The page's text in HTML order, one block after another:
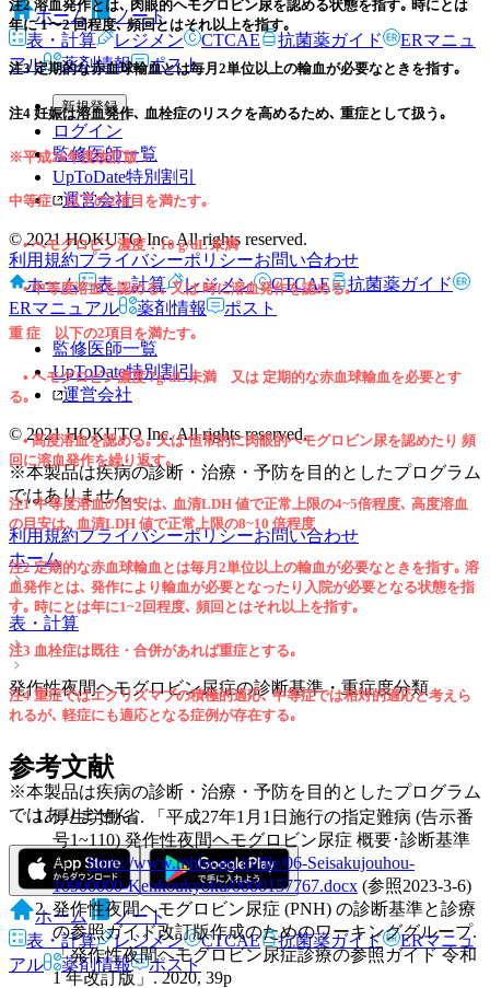
ホーム
ノート
表・計算
レジメン CTCAE 抗菌薬ガイド
ERマニュ
アル
薬剤情報 ポスト
新規登録
ログイン
監修医師一覧
UpToDate特別割引
運営会社
© 2021 HOKUTO Inc. All rights reserved.
利用規約プライバシーポリシーお問い合わせ
ホーム
表・計算 レジメン CTCAE
抗菌薬ガイド
ERマニュアル
薬剤情報 ポスト
監修医師一覧
UpToDate特別割引
運営会社
© 2021 HOKUTO Inc. All rights reserved.
※本製品は疾病の診断・治療・予防を目的としたプログラム
ではありません。
利用規約プライバシーポリシーお問い合わせ
ホーム
表・計算
発作性夜間ヘモグロビン尿症の診断基準・重症度分類
※本製品は疾病の診断・治療・予防を目的としたプログラム
ではありません。
ホーム
ノート
表・計算
レジメン CTCAE 抗菌薬ガイド
ERマニュ
アル
薬剤情報 ポスト
注2 溶血発作とは､ 肉眼的ヘモグロビン尿を認める状態を指す｡ 時にとは
年に 1〜2 回程度､ 頻回とはそれ以上を指す｡
注3 定期的な赤血球輸血とは毎月2単位以上の輸血が必要なときを指す｡
注4 妊娠は溶血発作､ 血栓症のリスクを高めるため､ 重症として扱う｡
※平成26年度改訂版：
中等症以下の2項目を満たす｡
• ヘモグロビン濃度：10 g/dL 未満
• 中等度溶血を認める｡ 又は 時に溶血発作を認める｡
重 症 以下の2項目を満たす｡
• ヘモグロビン濃度 7g/dL 未満 又は 定期的な赤血球輸血を必要とす
る｡
• 高度溶血を認める｡ 又は 恒常的に肉眼的ヘモグロビン尿を認めたり 頻
回に溶血発作を繰り返す｡
注1 中等度溶血の目安は､ 血清LDH 値で正常上限の4~5倍程度､ 高度溶血
の目安は､ 血清LDH 値で正常上限の8~10 倍程度
注2 定期的な赤血球輸血とは毎月2単位以上の輸血が必要なときを指す｡ 溶
血発作とは､ 発作により輸血が必要となったり入院が必要となる状態を指
す｡ 時にとは年に1~2回程度､ 頻回とはそれ以上を指す｡
注3 血栓症は既往・合併があれば重症とする｡
注4 重症ではエクリズマブの積極的適応､ 中等症では相対的適応と考えら
れるが､ 軽症にも適応となる症例が存在する｡
参考文献
厚生労働省. 「平成27年1月1日施行の指定難病 (告示番
号1~110) 発作性夜間ヘモグロビン尿症 概要･診断基準
等」https://www.mhlw.go.jp/file/06-Seisakujouhou-
10900000-Kenkoukyoku/0000157767.docx (参照2023-3-6)
発作性夜間ヘモグロビン尿症 (PNH) の診断基準と診療
の参照ガイド改訂版作成のためのワーキンググループ.
「発作性夜間ヘモグロビン尿症診療の参照ガイド 令和
1 年改訂版」. 2020, 39p